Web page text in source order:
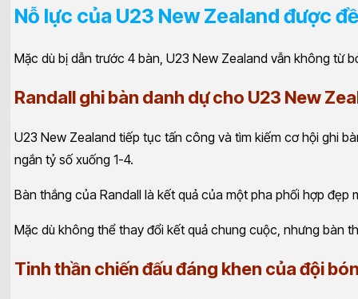
Nỗ lực của U23 New Zealand được
Mặc dù bị dẫn trước 4 bàn, U23 New Zealand vẫn không từ
Randall ghi bàn danh dự cho U23 New
U23 New Zealand tiếp tục tấn công và tìm kiếm cơ hội ghi
ngắn tỷ số xuống 1-4.
Bàn thắng của Randall là kết quả của một pha phối hợp
Mặc dù không thể thay đổi kết quả chung cuộc, nhưng bàn
Tinh thần chiến đấu đáng khen của đội